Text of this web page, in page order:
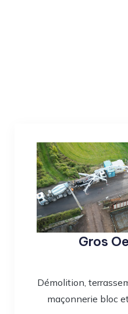
Gros
Démolition,
maçonnerie bloc